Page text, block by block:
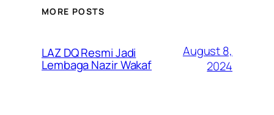
MORE POSTS
LAZ DQ Resmi Jadi
Lembaga Nazir Wakaf
August 8,
2024